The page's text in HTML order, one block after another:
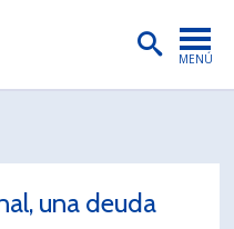
MENÚ
una deuda